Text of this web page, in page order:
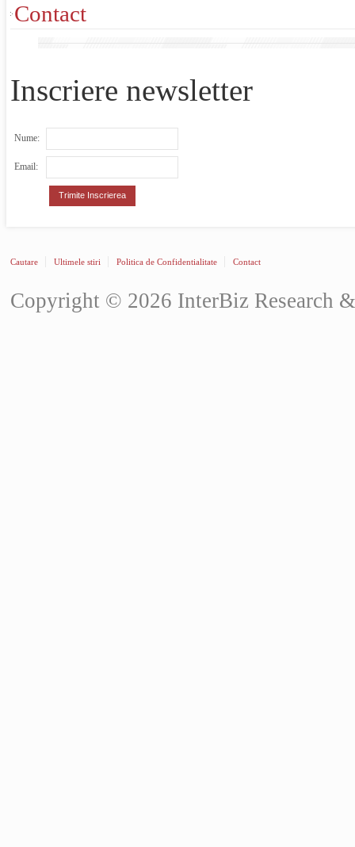
Contact
Inscriere newsletter
Nume:
Email:
Cautare Ultimele stiri Politica de Confidentialitate Contact
Copyright © 2026 InterBiz Research